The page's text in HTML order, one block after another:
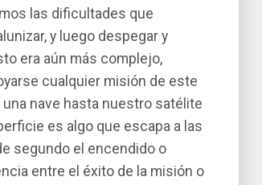
las dificultades que
y luego despegar y
era aún más complejo,
cualquier misión de este
nave hasta nuestro satélite
es algo que escapa a las
segundo el encendido o
entre el éxito de la misión o